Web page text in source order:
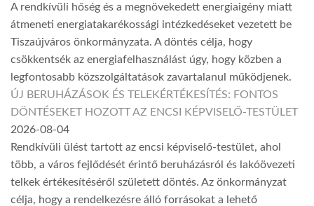
A rendkívüli hőség és a megnövekedett energiaigény miatt
átmeneti energiatakarékossági intézkedéseket vezetett be
Tiszaújváros önkormányzata. A döntés célja, hogy
csökkentsék az energiafelhasználást úgy, hogy közben a
legfontosabb közszolgáltatások zavartalanul működjenek.
ÚJ BERUHÁZÁSOK ÉS TELEKÉRTÉKESÍTÉS: FONTOS
DÖNTÉSEKET HOZOTT AZ ENCSI KÉPVISELŐ-TESTÜLET
2026-08-04
Rendkívüli ülést tartott az encsi képviselő-testület, ahol
több, a város fejlődését érintő beruházásról és lakóövezeti
telkek értékesítéséről született döntés. Az önkormányzat
célja, hogy a rendelkezésre álló forrásokat a lehető